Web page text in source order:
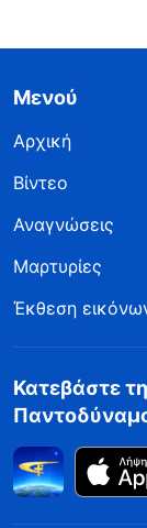
Μενού
Αρχική
Βίντεο
Αναγνώσεις
Μαρτυρίες
Έκθεση
Κατεβάστε